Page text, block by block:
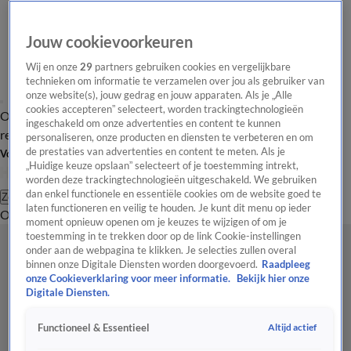
Overzicht Laatste nieuws Regionieuws Het beste van Hart
Tip de
redactie
Volg Hart van Nederland
Zoeken
OverzichtRegioUitzendingenWeerTip de redactiePanelVideo's
Jouw cookievoorkeuren
Wij en onze29 partners gebruiken cookies en vergelijkbare
technieken om informatie te verzamelen over jou als gebruiker van
onze website(s), jouw gedrag en jouw apparaten. Als je „Alle
cookies accepteren” selecteert, worden trackingtechnologieën
ingeschakeld om onze advertenties en content te kunnen
personaliseren, onze producten en diensten te verbeteren en om
de prestaties van advertenties en content te meten. Als je
„Huidige keuze opslaan” selecteert of je toestemming intrekt,
worden deze trackingtechnologieën uitgeschakeld. We gebruiken
dan enkel functionele en essentiële cookies om de website goed te
laten functioneren en veilig te houden. Je kunt dit menu op ieder
moment opnieuw openen om je keuzes te wijzigen of om je
toestemming in te trekken door op de link Cookie-instellingen
onder aan de webpagina te klikken. Je selecties zullen overal
binnen onze Digitale Diensten worden doorgevoerd. Raadpleeg
onze Cookieverklaring voor meer informatie.
Bekijk hier onze
Digitale Diensten.
Functioneel & Essentieel Altijd actief